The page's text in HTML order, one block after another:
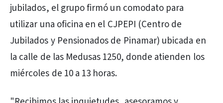
jubilados, el grupo firmó un comodato para
utilizar una oficina en el CJPEPI (Centro de
Jubilados y Pensionados de Pinamar) ubicada en
la calle de las Medusas 1250, donde atienden los
miércoles de 10 a 13 horas.